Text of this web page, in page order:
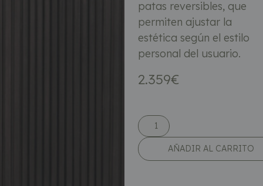
patas reversibles, que
permiten ajustar la
estética según el estilo
personal del usuario.
2.359€
AÑADIR AL CARRITO